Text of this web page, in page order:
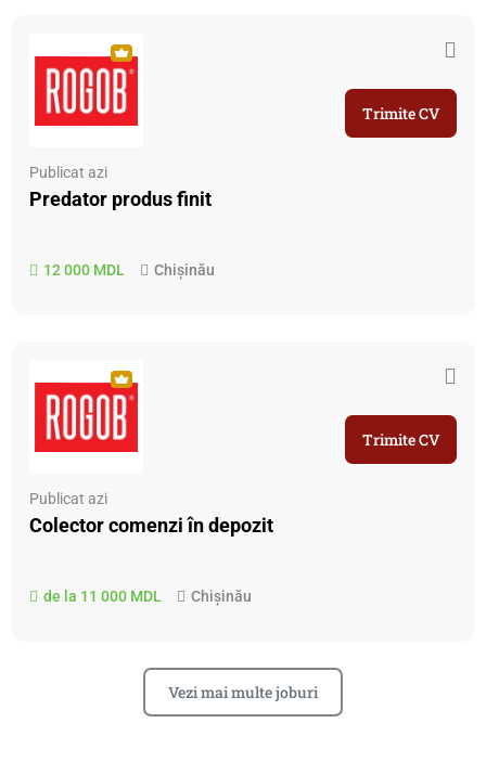
Publicat azi
Predator produs finit
12 000 MDL Chișinău
Trimite CV
Publicat azi
Colector comenzi în depozit
de la 11 000 MDL Chișinău
Trimite CV
Vezi mai multe joburi